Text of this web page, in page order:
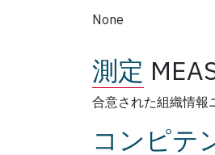
None
測定
合意された組織情報
コンピテ